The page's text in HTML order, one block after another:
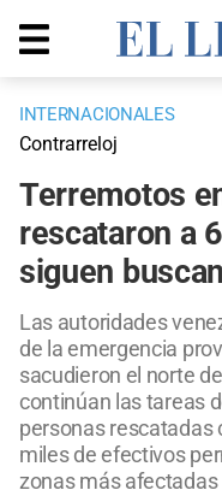
INTERNACIONALES
Contrarreloj
Terremotos
rescataron a
siguen
Las autoridades
de la emergencia
sacudieron el norte
continúan las tareas
personas rescatadas
miles de efectivos
zonas más afectadas